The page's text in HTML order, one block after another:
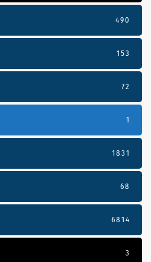
490
153
72
1
1831
68
6814
3